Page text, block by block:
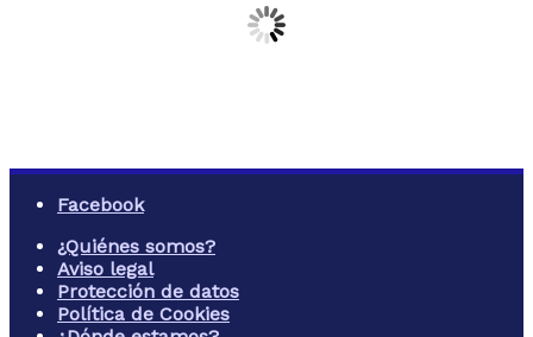
Facebook
¿Quiénes somos?
Aviso legal
Protección de datos
Política de Cookies